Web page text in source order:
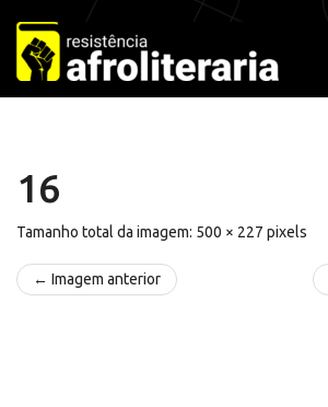
Pular
para
o
conteúdo
16
Tamanho total da imagem: 500 × 227 pixels
← Imagem anterior